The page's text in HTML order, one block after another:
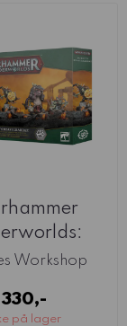
Workshop
330,-
på lager